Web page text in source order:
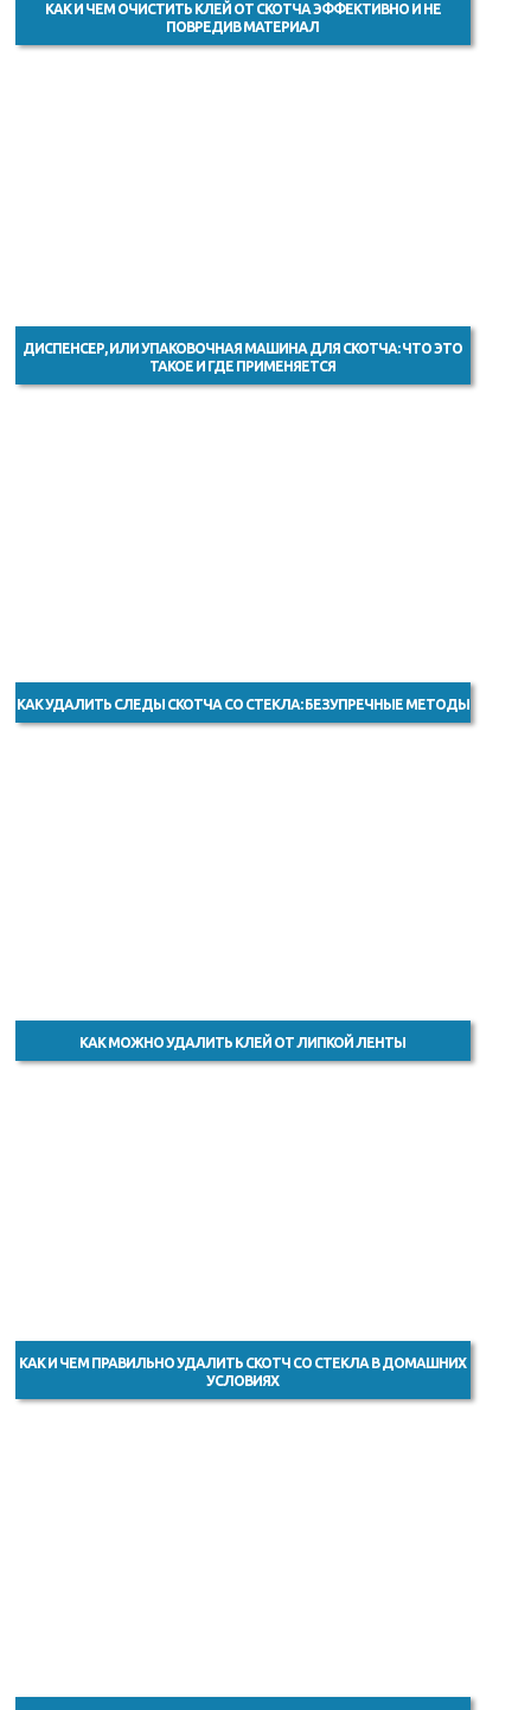
КАК И ЧЕМ ОЧИСТИТЬ КЛЕЙ ОТ СКОТЧА ЭФФЕКТИВНО И НЕ
ПОВРЕДИВ МАТЕРИАЛ
ДИСПЕНСЕР, ИЛИ УПАКОВОЧНАЯ МАШИНА ДЛЯ СКОТЧА: ЧТО ЭТО
ТАКОЕ И ГДЕ ПРИМЕНЯЕТСЯ
КАК УДАЛИТЬ СЛЕДЫ СКОТЧА СО СТЕКЛА: БЕЗУПРЕЧНЫЕ МЕТОДЫ
КАК МОЖНО УДАЛИТЬ КЛЕЙ ОТ ЛИПКОЙ ЛЕНТЫ
КАК И ЧЕМ ПРАВИЛЬНО УДАЛИТЬ СКОТЧ СО СТЕКЛА В ДОМАШНИХ
УСЛОВИЯХ